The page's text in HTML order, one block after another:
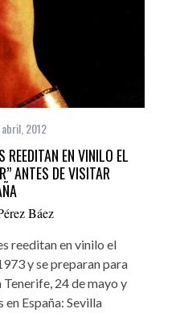
2012
EN VINILO EL
ANTES DE VISITAR
Báez
reeditan en vinilo el
y se preparan para
24 de mayo y
España: Sevilla